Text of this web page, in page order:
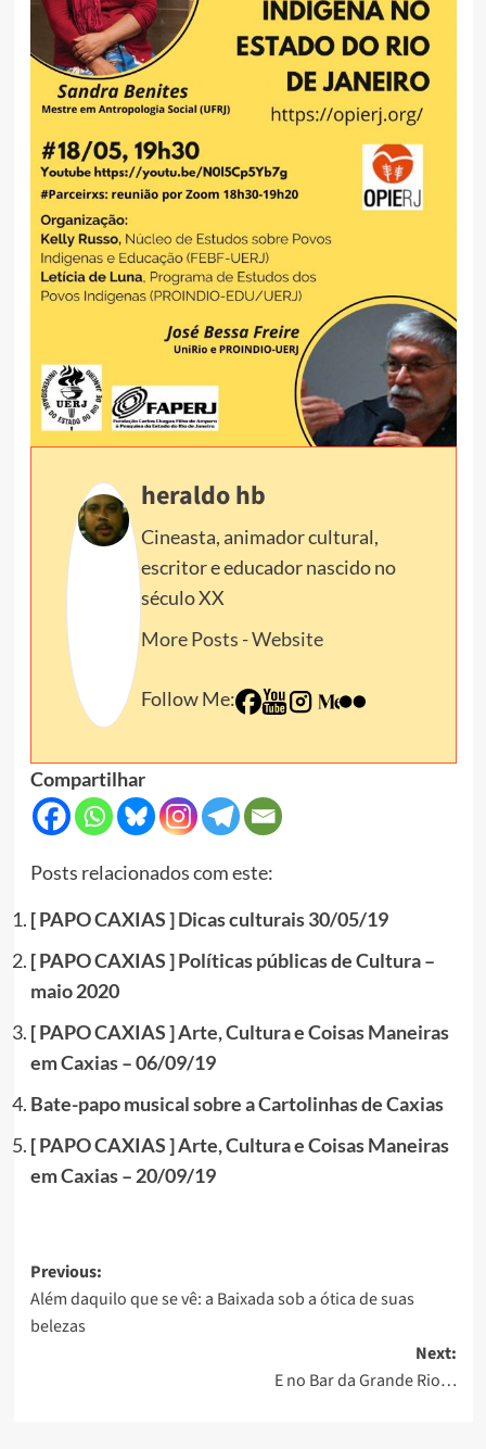
heraldo hb
Cineasta, animador cultural,
escritor e educador nascido no
século XX
More Posts -Website
Follow Me:
Compartilhar
Posts relacionados com este:
[ PAPO CAXIAS ] Dicas culturais 30/05/19
[ PAPO CAXIAS ] Políticas públicas de Cultura –
maio 2020
[ PAPO CAXIAS ] Arte, Cultura e Coisas Maneiras
em Caxias – 06/09/19
Bate-papo musical sobre a Cartolinhas de Caxias
[ PAPO CAXIAS ] Arte, Cultura e Coisas Maneiras
em Caxias – 20/09/19
Post
navigation
Previous:
Além daquilo que se vê: a Baixada sob a ótica de suas
belezas
Next:
E no Bar da Grande Rio…